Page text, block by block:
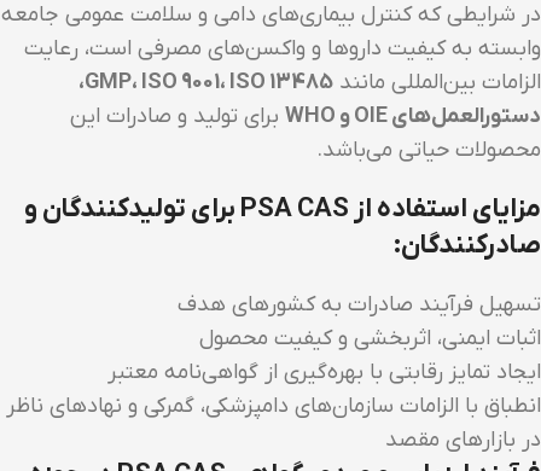
در شرایطی که کنترل بیماری‌های دامی و سلامت عمومی جامعه
وابسته به کیفیت داروها و واکسن‌های مصرفی است، رعایت
الزامات بین‌المللی مانند
GMP، ISO 9001، ISO 13485،
دستورالعمل‌های OIE و WHO
برای تولید و صادرات این
محصولات حیاتی می‌باشد.
مزایای استفاده از PSA CAS برای تولیدکنندگان و
صادرکنندگان:
تسهیل فرآیند صادرات به کشورهای هدف
اثبات ایمنی، اثربخشی و کیفیت محصول
ایجاد تمایز رقابتی با بهره‌گیری از گواهی‌نامه معتبر
انطباق با الزامات سازمان‌های دامپزشکی، گمرکی و نهادهای ناظر
در بازارهای مقصد